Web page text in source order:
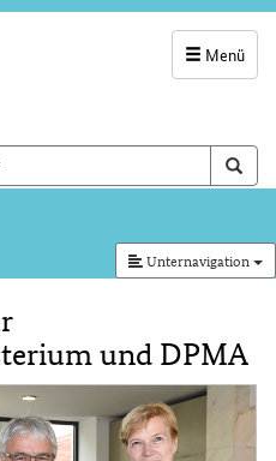
Menü
und
Suchfeld
Unternavigation
und DPMA